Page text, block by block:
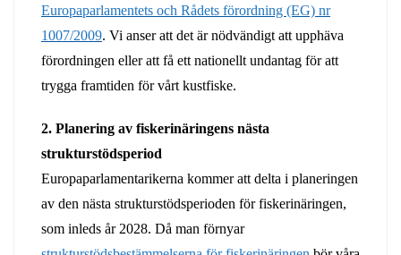
Europaparlamentets och Rådets förordning (EG) nr
1007/2009. Vi anser att det är nödvändigt att upphäva
förordningen eller att få ett nationellt undantag för att
trygga framtiden för vårt kustfiske.
2. Planering av fiskerinäringens nästa
strukturstödsperiod
Europaparlamentarikerna kommer att delta i planeringen
av den nästa strukturstödsperioden för fiskerinäringen,
som inleds år 2028. Då man förnyar